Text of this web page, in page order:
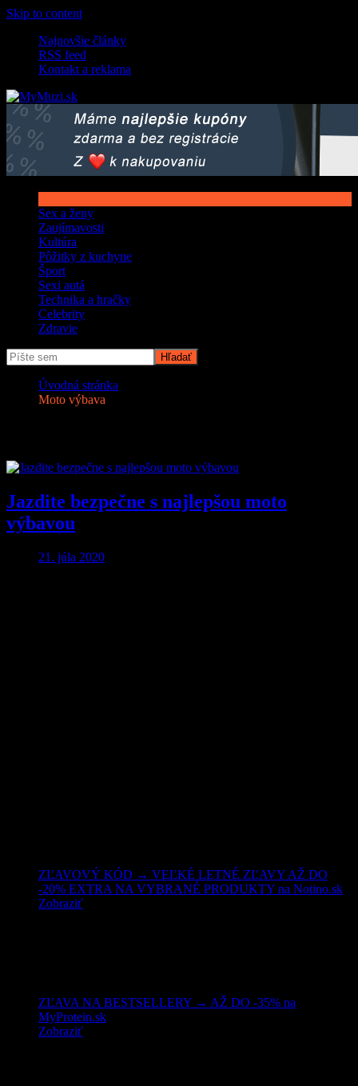
Skip to content
Najnovšie články
RSS feed
Kontakt a reklama
Sex a ženy
Zaujímavosti
Kultúra
Pôžitky z kuchyne
Šport
Sexi autá
Technika a hračky
Celebrity
Zdravie
Úvodná stránka
Moto výbava
Jazdite bezpečne s najlepšou moto
výbavou
21. júla 2020
ZĽAVOVÝ KÓD → VEĽKÉ LETNÉ ZĽAVY AŽ DO
-20% EXTRA NA VYBRANÉ PRODUKTY na Notino.sk
Zobraziť
ZĽAVA NA BESTSELLERY → AŽ DO -35% na
MyProtein.sk
Zobraziť